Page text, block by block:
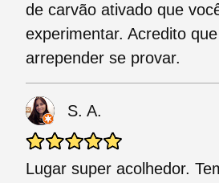
de carvão ativado que
experimentar. Acredito
arrepender se provar.
S. A.
Lugar super acolhedor.